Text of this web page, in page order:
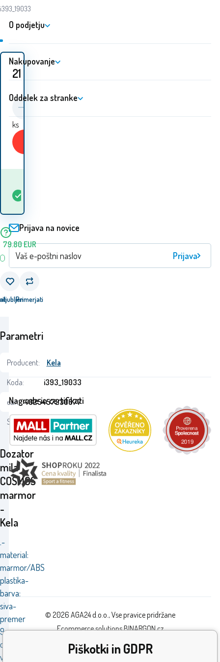
i393_19033
21
ks
79.80EUR
Primerjati
Dozator
mila
COSMOS
marmor
-
Kela
.-
material:
marmor/ABS
plastika-
barva:
siva-
premer
9
cm-
višina:
Parametri
Producent:
Kela
Koda:
i393_19033
ean: 4025457230677
Stanje:
O podjetju
Nakupovanje
Oddelek za stranke
Prijava na novice
Prijava
Nagrade in certifikati
© 2026 AGA24 d.o.o., Vse pravice pridržane
Ecommerce solutionsBINARGON.cz
Piškotki in GDPR